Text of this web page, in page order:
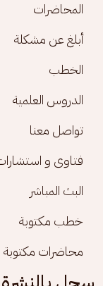
المحاضرات
أبلغ عن مشكلة
الخطب
الدروس العلمية
تواصل معنا
فتاوى و
البث المباشر
خطب مكتوبة
محاضرات مكتوبة